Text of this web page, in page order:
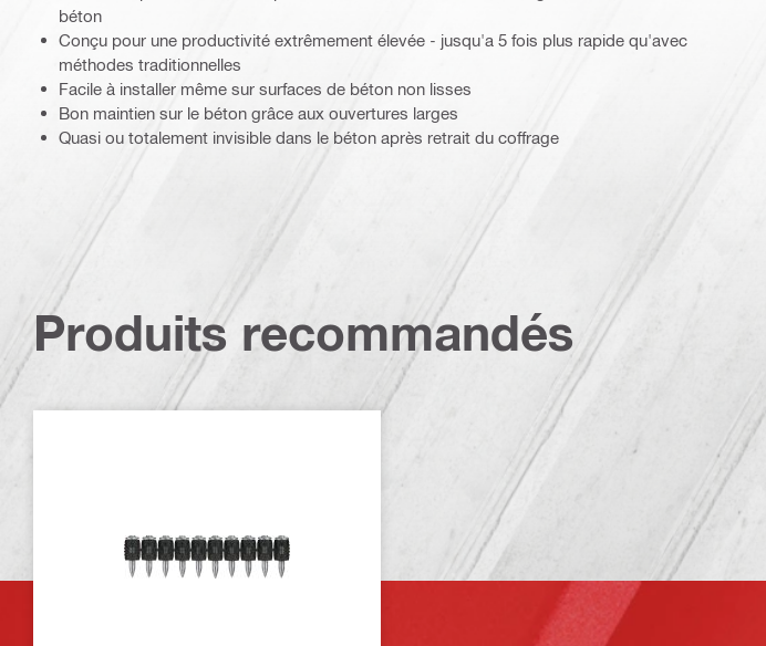
béton
Conçu pour une productivité extrêmement élevée - jusqu'a 5 fois plus rapide qu'avec
méthodes traditionnelles
Facile à installer même sur surfaces de béton non lisses
Bon maintien sur le béton grâce aux ouvertures larges
Quasi ou totalement invisible dans le béton après retrait du coffrage
Produits recommandés